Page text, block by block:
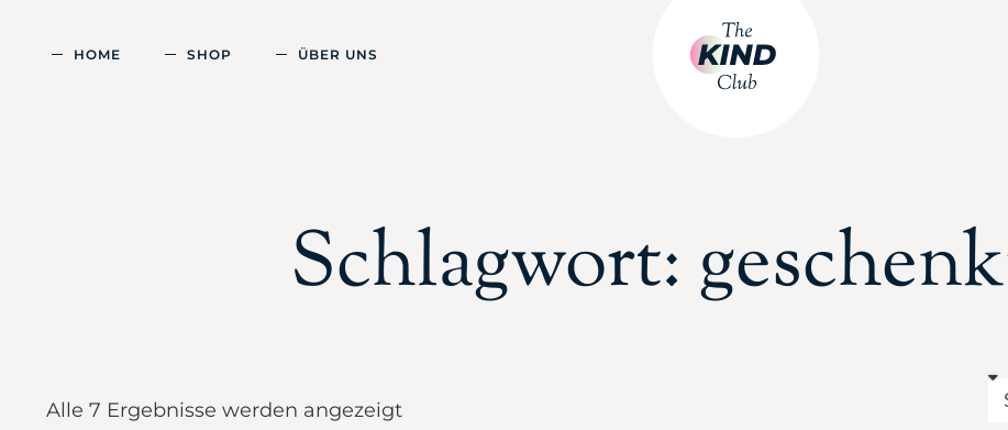
HOME SHOP ÜBER UNS
Schlagwort:
Alle 7 Ergebnisse werden angezeigt